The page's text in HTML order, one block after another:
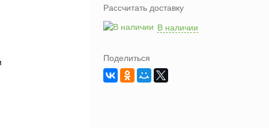
Рассчитать доставку
В наличии
Поделиться